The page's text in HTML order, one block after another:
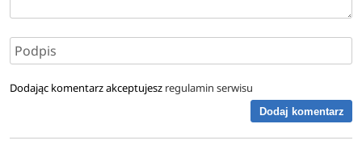
Dodając komentarz akceptujesz regulamin serwisu
Dodaj komentarz